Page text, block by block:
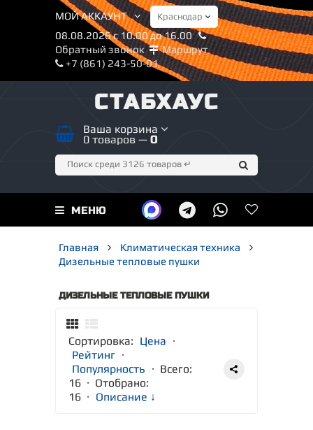
МОЙ АККАУНТ
08.08.2026 с 10.00 до 16.00
Обратный звонок
Маршрут
+7 (861) 243-50-01
СТАБХАУС
Ваша корзина
0 товаров — 0
МЕНЮ
Главная
Климатическая техника
Дизельные тепловые пушки
ДИЗЕЛЬНЫЕ ТЕПЛОВЫЕ ПУШКИ
Сортировка: Цена ·
Рейтинг ·
Популярность · Всего:
16 · Отобрано:
16 · Описание ↓